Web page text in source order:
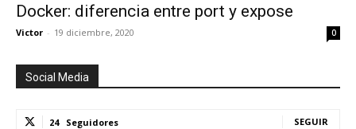
Docker: diferencia entre port y expose
Victor - 19 diciembre, 2020 0
Social Media
24 Seguidores SEGUIR